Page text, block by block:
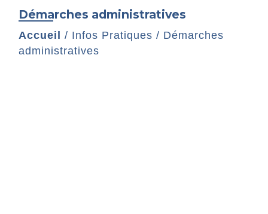
Démarches administratives
Accueil / Infos Pratiques / Démarches
administratives